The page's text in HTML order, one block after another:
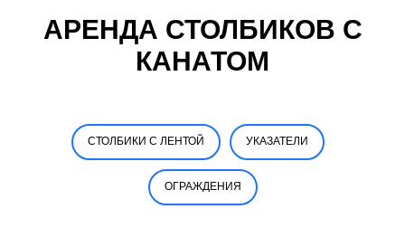
АРЕНДА СТОЛБИКОВ С
КАНАТОМ
СТОЛБИКИ С ЛЕНТОЙ УКАЗАТЕЛИ
ОГРАЖДЕНИЯ